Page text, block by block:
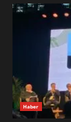
4Haber